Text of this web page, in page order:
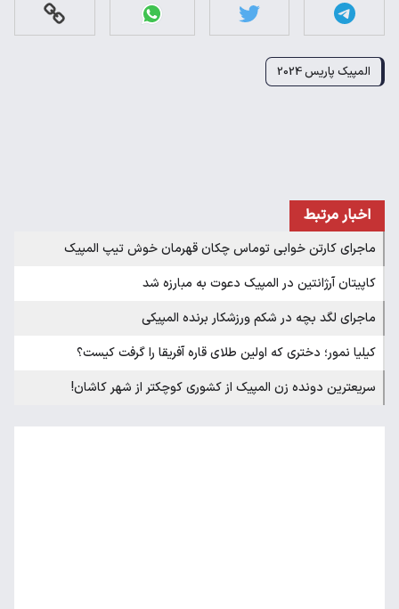
المپیک پاریس 2024
اخبار مرتبط
ماجرای کارتن خوابی توماس چکان قهرمان خوش تیپ المپیک
کاپیتان آرژانتین در المپیک دعوت به مبارزه شد
ماجرای لگد بچه‌ در شکم ورزشکار برنده المپیکی
کیلیا نمور؛ دختری که اولین طلای قاره آفریقا را گرفت کیست؟
سریعترین دونده زن المپیک از کشوری کوچکتر از شهر کاشان!